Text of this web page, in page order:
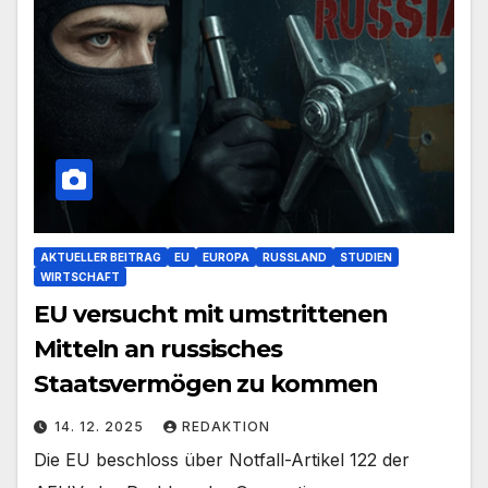
AKTUELLER BEITRAG EU EUROPA RUSSLAND
STUDIEN
WIRTSCHAFT
EU versucht mit umstrittenen
Mitteln an russisches
Staatsvermögen zu kommen
14. 12. 2025 REDAKTION
Die EU beschloss über Notfall-Artikel 122 der